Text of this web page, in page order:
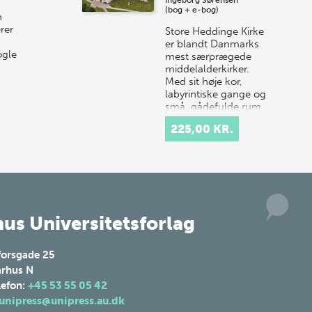
10. j…
(bog + e-bog)
Store Heddinge Kirke
er blandt Danmarks
mest særprægede
middelalderkirker.
Med sit høje kor,
labyrintiske gange og
små, gådefulde rum
samt det ottekan…
225,00 KR.
Universitetsforlag
25
N
+45 53 55 05 42
unipress@unipress.au.dk